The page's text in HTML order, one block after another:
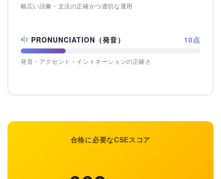
幅広い語彙・文法の正確かつ適切な運用
PRONUNCIATION（発音） 10点
発音・アクセント・イントネーションの正確さ
合格に必要なCSEスコア